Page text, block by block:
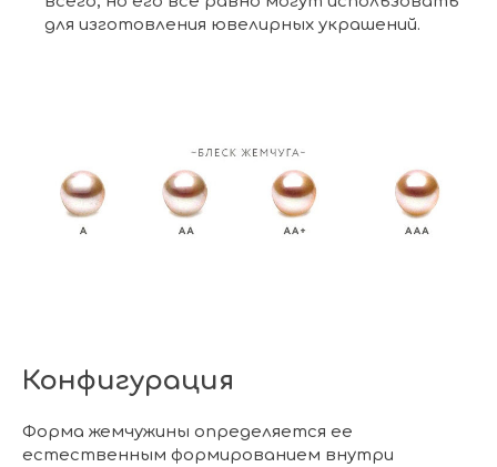
для изготовления ювелирных украшений.
Конфигурация
Форма жемчужины определяется ее
естественным формированием внутри